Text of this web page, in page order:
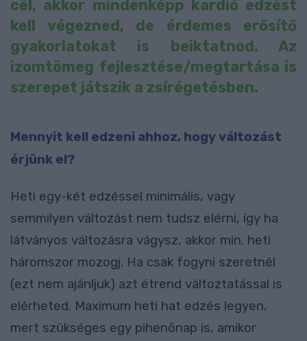
cél, akkor mindenképp kardió edzést
kell végezned, de érdemes erősítő
gyakorlatokat is beiktatnod. Az
izomtömeg fejlesztése/megtartása is
szerepet játszik a zsírégetésben.
Mennyit kell edzeni ahhoz, hogy változást
érjünk el?
Heti egy-két edzéssel minimális, vagy
semmilyen változást nem tudsz elérni, így ha
látványos változásra vágysz, akkor min. heti
háromszor mozogj. Ha csak fogyni szeretnél
(ezt nem ajánljuk) azt étrend változtatással is
elérheted. Maximum heti hat edzés legyen,
mert szükséges egy pihenőnap is, amikor